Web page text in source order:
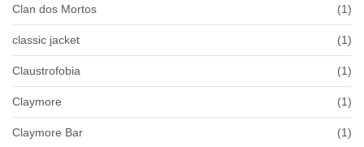
Clan dos Mortos (1)
classic jacket (1)
Claustrofobia (1)
Claymore (1)
Claymore Bar (1)